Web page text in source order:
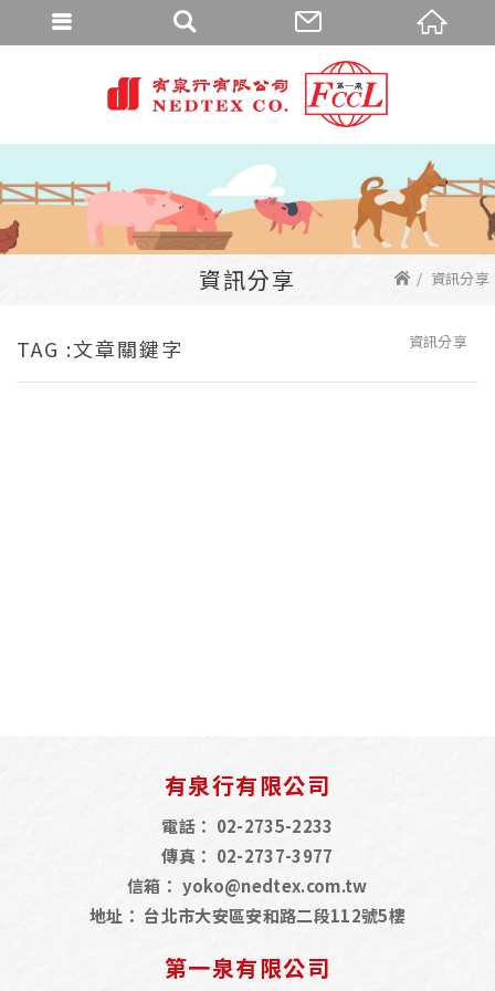
資訊分享 資訊分享
TAG :文章關鍵字 資訊分享
有泉行有限公司
電話： 02-2735-2233
傳真： 02-2737-3977
信箱： yoko@nedtex.com.tw
地址： 台北市大安區安和路二段112號5樓
第一泉有限公司